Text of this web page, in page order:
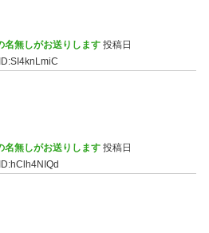
名無しがお送りします 投稿日
ID:SI4knLmiC
名無しがお送りします 投稿日
ID:hClh4NIQd